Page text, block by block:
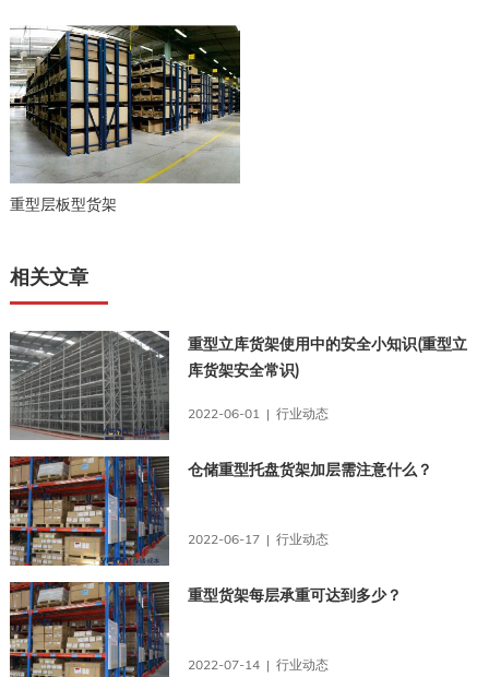
重型层板型货架
相关文章
重型立库货架使用中的安全小知识(重型立
库货架安全常识)
2022-06-01 | 行业动态
仓储重型托盘货架加层需注意什么？
2022-06-17 | 行业动态
重型货架每层承重可达到多少？
2022-07-14 | 行业动态